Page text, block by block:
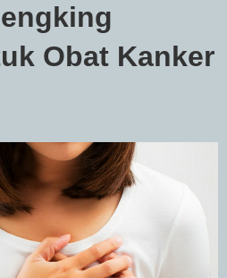
Obat Kanker